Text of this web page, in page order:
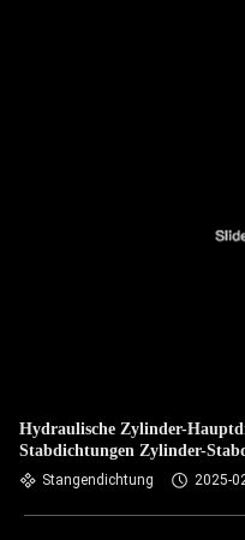
Hydraulische Zylinder-
Stabdichtungen Zylinder-
Stangendichtung 2025-